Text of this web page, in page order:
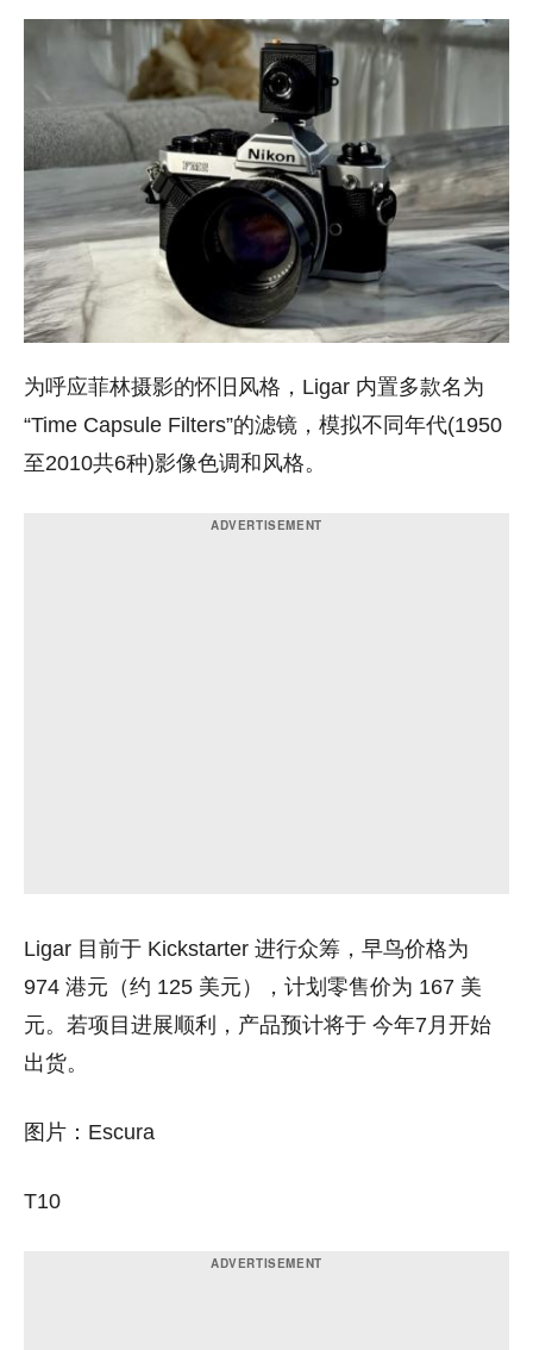
为呼应菲林摄影的怀旧风格，Ligar 内置多款名为
“Time Capsule Filters”的滤镜，模拟不同年代(1950
至2010共6种)影像色调和风格。
Ligar 目前于 Kickstarter 进行众筹，早鸟价格为
974 港元（约 125 美元）
，计划零售价为 167 美
元。若项目进展顺利，产品预计将于 今年7月开始
出货。
图片： Escura
T10